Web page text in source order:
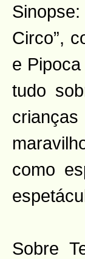
Circo”,
e
tudo
como
Sobre